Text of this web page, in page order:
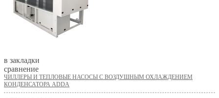
в закладки
сравнение
ЧИЛЛЕРЫ И ТЕПЛОВЫЕ НАСОСЫ С ВОЗДУШНЫМ ОХЛАЖДЕНИЕМ
КОНДЕНСАТОРА ADDA